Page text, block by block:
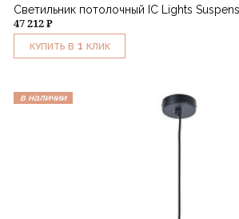
Светильник потолочный IC Lights
47 212 ₽
КУПИТЬ В 1 КЛИК
в наличии